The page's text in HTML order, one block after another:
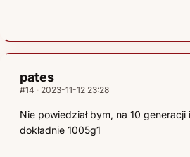
pates
#14 2023-11-12 23:28
Nie powiedział bym, na 10 generacji
dokładnie 1005g1